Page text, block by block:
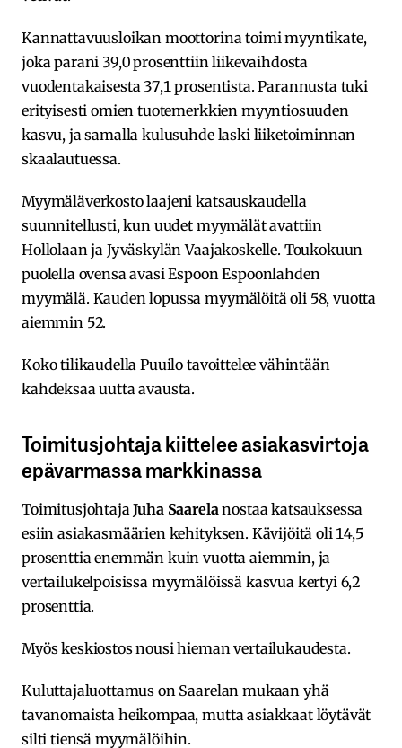
Kannattavuusloikan moottorina toimi myyntikate,
joka parani 39,0 prosenttiin liikevaihdosta
vuodentakaisesta 37,1 prosentista. Parannusta tuki
erityisesti omien tuotemerkkien myyntiosuuden
kasvu, ja samalla kulusuhde laski liiketoiminnan
skaalautuessa.
Myymäläverkosto laajeni katsauskaudella
suunnitellusti, kun uudet myymälät avattiin
Hollolaan ja Jyväskylän Vaajakoskelle. Toukokuun
puolella ovensa avasi Espoon Espoonlahden
myymälä. Kauden lopussa myymälöitä oli 58, vuotta
aiemmin 52.
Koko tilikaudella Puuilo tavoittelee vähintään
kahdeksaa uutta avausta.
Toimitusjohtaja kiittelee asiakasvirtoja
epävarmassa markkinassa
ToimitusjohtajaJuha Saarelanostaa katsauksessa
esiin asiakasmäärien kehityksen. Kävijöitä oli 14,5
prosenttia enemmän kuin vuotta aiemmin, ja
vertailukelpoisissa myymälöissä kasvua kertyi 6,2
prosenttia.
Myös keskiostos nousi hieman vertailukaudesta.
Kuluttajaluottamus on Saarelan mukaan yhä
tavanomaista heikompaa, mutta asiakkaat löytävät
silti tiensä myymälöihin.